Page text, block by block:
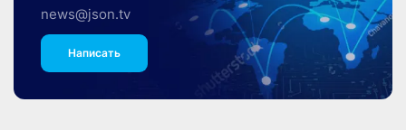
news@json.tv
Написать